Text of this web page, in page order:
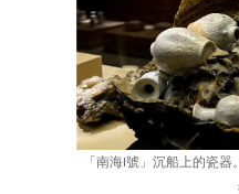
「南海I號」沉船上的瓷